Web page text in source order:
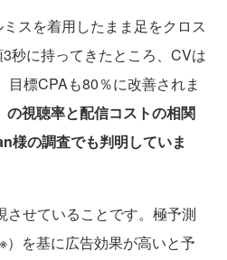
スを着用したまま足をクロス
秒に持ってきたところ、CVは
標CPAも80％に改善されま
の視聴率と配信コストの相関
様の調査でも判明していま
させていることです。極予測
を基に広告効果が高いと予